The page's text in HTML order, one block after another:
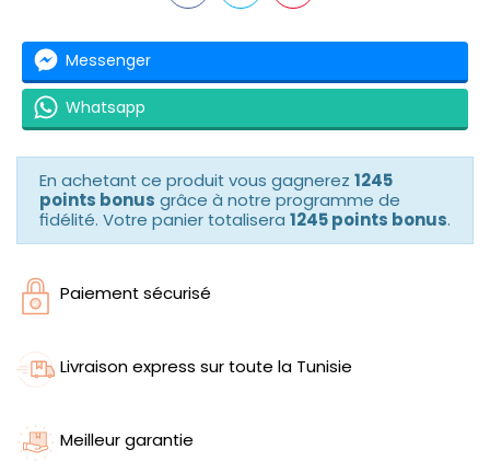
Messenger
Whatsapp
En achetant ce produit vous gagnerez 1245
points bonus grâce à notre programme de
fidélité. Votre panier totalisera 1245 points bonus.
Paiement sécurisé
Livraison express sur toute la Tunisie
Meilleur garantie